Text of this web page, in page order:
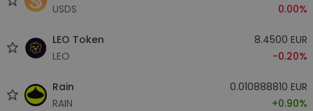
USDS
0.00%
LEO Token
LEO
8.4500 EUR
-0.20%
Rain
RAIN
0.010888810 EUR
+0.90%